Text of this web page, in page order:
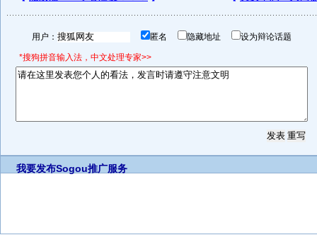
用户： 匿名 隐藏地址 设为辩论话题
*搜狗拼音输入法，中文处理专家>>
我要发布Sogou推广服务